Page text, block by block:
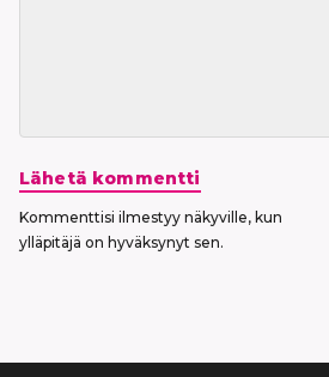
Kommenttisi ilmestyy näkyville, kun
ylläpitäjä on hyväksynyt sen.
Lähetä kommentti